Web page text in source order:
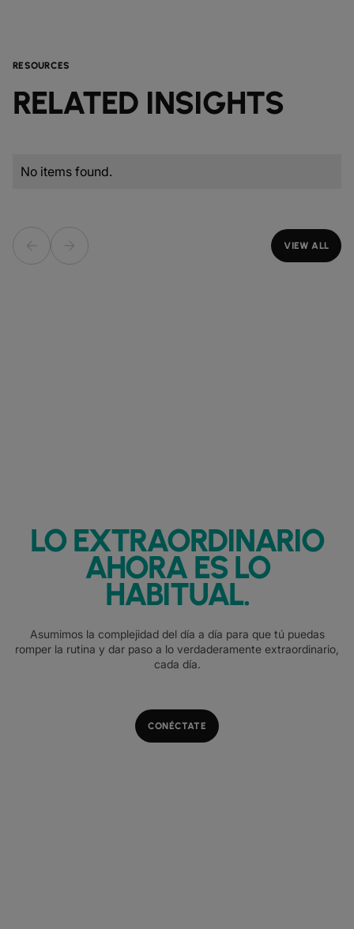
RESOURCES
RELATED INSIGHTS
No items found.
VIEW ALL
LO EXTRAORDINARIO
AHORA ES LO
HABITUAL.
Asumimos la complejidad del día a día para que tú puedas
romper la rutina y dar paso a lo verdaderamente extraordinario,
cada día.
CONÉCTATE